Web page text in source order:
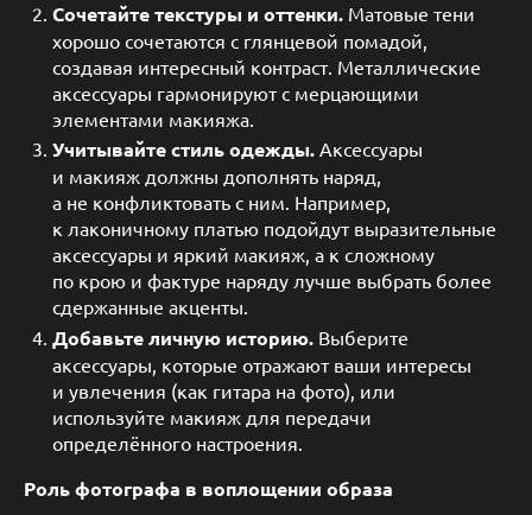
Сочетайте текстуры и оттенки. Матовые тени
хорошо сочетаются с глянцевой помадой,
создавая интересный контраст. Металлические
аксессуары гармонируют с мерцающими
элементами макияжа.
Учитывайте стиль одежды. Аксессуары
и макияж должны дополнять наряд,
а не конфликтовать с ним. Например,
к лаконичному платью подойдут выразительные
аксессуары и яркий макияж, а к сложному
по крою и фактуре наряду лучше выбрать более
сдержанные акценты.
Добавьте личную историю. Выберите
аксессуары, которые отражают ваши интересы
и увлечения (как гитара на фото), или
используйте макияж для передачи
определённого настроения.
Роль фотографа в воплощении образа